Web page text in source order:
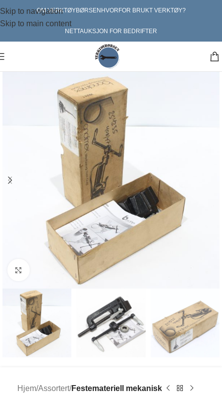
Skip to navigation
Skip to main content
OM VERKTØYBØRSEN HVORFOR BRUKT VERKTØY?
NETTAUKSJON FOR BEDRIFTER
Klikk for større bilde
Hjem Assortert Festemateriell mekanisk